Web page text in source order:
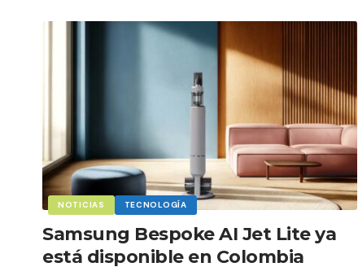
NOTICIAS TECNOLOGÍA
Samsung Bespoke AI Jet Lite ya
está disponible en Colombia